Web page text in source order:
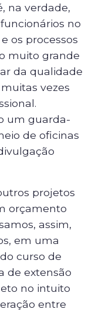
na verdade,
no
os processos
muito grande
da qualidade
vezes
um guarda-
de oficinas
projetos
orçamento
assim,
em uma
curso de
de extensão
no intuito
entre